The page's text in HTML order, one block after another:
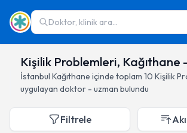
Doktor, klinik ara...
Kişilik Problemleri, Kağıthane
İstanbul Kağıthane içinde toplam 10 Kişilik
uygulayan doktor - uzman bulundu
Filtrele